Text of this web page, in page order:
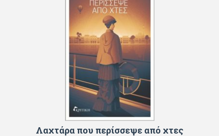
Λαχτάρα που περίσσεψε από χτες